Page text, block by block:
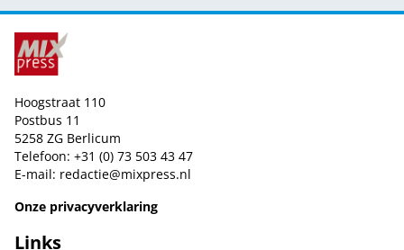
Hoogstraat 110
Postbus 11
5258 ZG Berlicum
Telefoon: +31 (0) 73 503 43 47
E-mail: redactie@mixpress.nl
Onze privacyverklaring
Links